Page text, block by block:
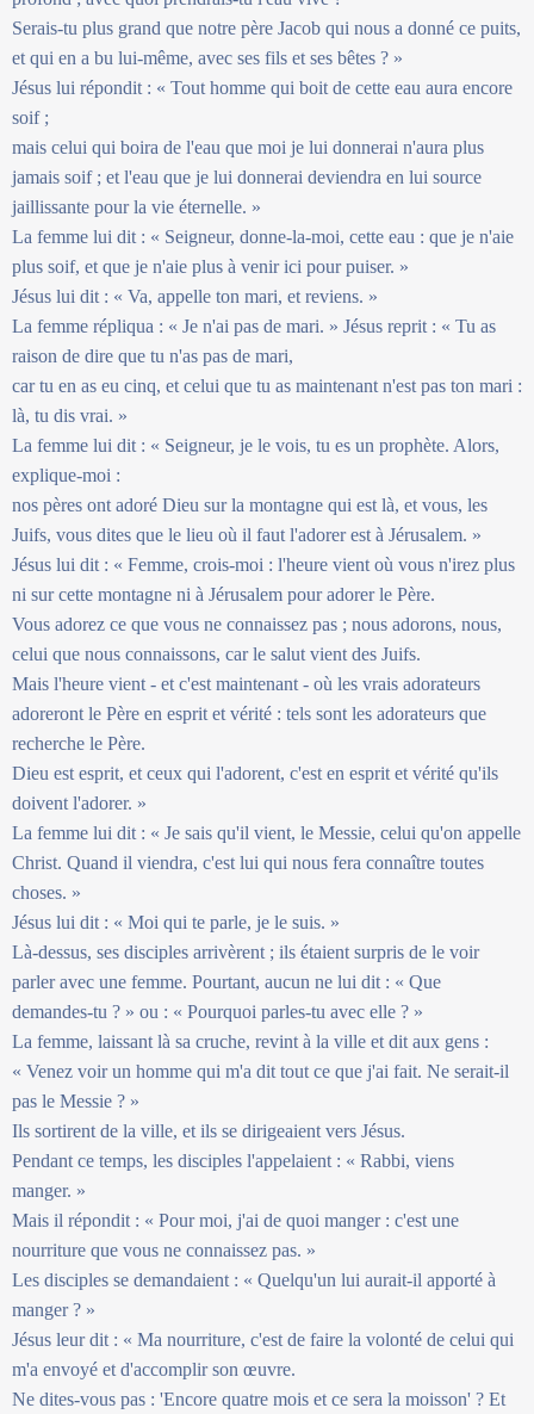
Serais-tu plus grand que notre père Jacob qui nous a donné ce puits,
et qui en a bu lui-même, avec ses fils et ses bêtes ? »
Jésus lui répondit : « Tout homme qui boit de cette eau aura encore
soif ;
mais celui qui boira de l'eau que moi je lui donnerai n'aura plus
jamais soif ; et l'eau que je lui donnerai deviendra en lui source
jaillissante pour la vie éternelle. »
La femme lui dit : « Seigneur, donne-la-moi, cette eau : que je n'aie
plus soif, et que je n'aie plus à venir ici pour puiser. »
Jésus lui dit : « Va, appelle ton mari, et reviens. »
La femme répliqua : « Je n'ai pas de mari. » Jésus reprit : « Tu as
raison de dire que tu n'as pas de mari,
car tu en as eu cinq, et celui que tu as maintenant n'est pas ton mari :
là, tu dis vrai. »
La femme lui dit : « Seigneur, je le vois, tu es un prophète. Alors,
explique-moi :
nos pères ont adoré Dieu sur la montagne qui est là, et vous, les
Juifs, vous dites que le lieu où il faut l'adorer est à Jérusalem. »
Jésus lui dit : « Femme, crois-moi : l'heure vient où vous n'irez plus
ni sur cette montagne ni à Jérusalem pour adorer le Père.
Vous adorez ce que vous ne connaissez pas ; nous adorons, nous,
celui que nous connaissons, car le salut vient des Juifs.
Mais l'heure vient - et c'est maintenant - où les vrais adorateurs
adoreront le Père en esprit et vérité : tels sont les adorateurs que
recherche le Père.
Dieu est esprit, et ceux qui l'adorent, c'est en esprit et vérité qu'ils
doivent l'adorer. »
La femme lui dit : « Je sais qu'il vient, le Messie, celui qu'on appelle
Christ. Quand il viendra, c'est lui qui nous fera connaître toutes
choses. »
Jésus lui dit : « Moi qui te parle, je le suis. »
Là-dessus, ses disciples arrivèrent ; ils étaient surpris de le voir
parler avec une femme. Pourtant, aucun ne lui dit : « Que
demandes-tu ? » ou : « Pourquoi parles-tu avec elle ? »
La femme, laissant là sa cruche, revint à la ville et dit aux gens :
« Venez voir un homme qui m'a dit tout ce que j'ai fait. Ne serait-il
pas le Messie ? »
Ils sortirent de la ville, et ils se dirigeaient vers Jésus.
Pendant ce temps, les disciples l'appelaient : « Rabbi, viens
manger. »
Mais il répondit : « Pour moi, j'ai de quoi manger : c'est une
nourriture que vous ne connaissez pas. »
Les disciples se demandaient : « Quelqu'un lui aurait-il apporté à
manger ? »
Jésus leur dit : « Ma nourriture, c'est de faire la volonté de celui qui
m'a envoyé et d'accomplir son œuvre.
Ne dites-vous pas : 'Encore quatre mois et ce sera la moisson' ? Et